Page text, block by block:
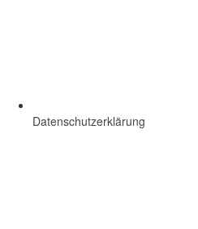
Datenschutzerklärung